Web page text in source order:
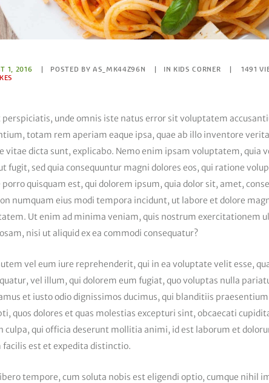
1, 2016 POSTED BY AS_MK44Z96N IN KIDS CORNER 1491
perspiciatis, unde omnis iste natus error sit voluptatem
totam rem aperiam eaque ipsa, quae ab illo inventore
vitae dicta sunt, explicabo. Nemo enim ipsam voluptatem, quia
fugit, sed quia consequuntur magni dolores eos, qui ratione
porro quisquam est, qui dolorem ipsum, quia dolor sit, amet,
numquam eius modi tempora incidunt, ut labore et dolore
Ut enim ad minima veniam, quis nostrum exercitationem
nisi ut aliquid ex ea commodi consequatur?
vel eum iure reprehenderit, qui in ea voluptate velit esse,
vel illum, qui dolorem eum fugiat, quo voluptas nulla
et iusto odio dignissimos ducimus, qui blanditiis
quos dolores et quas molestias excepturi sint, obcaecati
culpa, qui officia deserunt mollitia animi, id est laborum et
facilis est et expedita distinctio.
tempore, cum soluta nobis est eligendi optio, cumque nihil